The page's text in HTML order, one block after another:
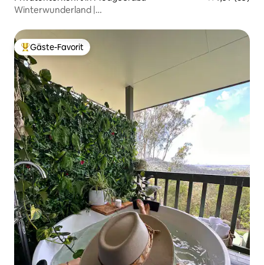
Winterwunderland |
Beliebter Gäste-Favorit.
Gäste-Favorit